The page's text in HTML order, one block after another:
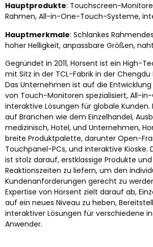
Hauptprodukte: Touchscreen-
Rahmen, All-in-One-Touch-Systeme,
Hauptmerkmale: Schlankes
hoher Helligkeit, anpassbare Größen,
Gegründet in 2011, Horsent ist ein High-
mit Sitz in der TCL-Fabrik in der
Das Unternehmen ist auf die
von Touch-Monitoren spezialisiert, All-
interaktive Lösungen für globale Kunden.
auf Branchen wie dem Einzelhandel,
medizinisch, Hotel, und Unternehmen,
breite Produktpalette, darunter Open-
Touchpanel-PCs, und interaktive Kioske.
ist stolz darauf, erstklassige Produkte
Reaktionszeiten zu liefern, um den
Kundenanforderungen gerecht zu
Expertise von Horsent zielt darauf ab,
auf ein neues Niveau zu heben,
interaktiver Lösungen für verschiedene
Anwender.